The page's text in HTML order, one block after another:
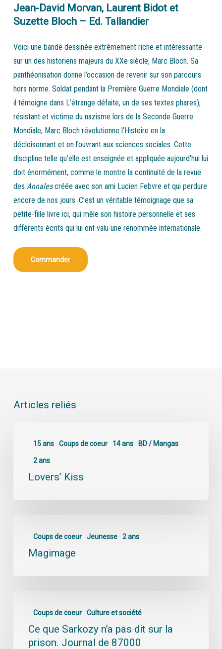
Jean-David Morvan, Laurent Bidot et
Suzette Bloch – Ed. Tallandier
Voici une bande dessinée extrêmement riche et intéressante
sur un des historiens majeurs du XXe siècle, Marc Bloch. Sa
panthéonisation donne l’occasion de revenir sur son parcours
hors norme. Soldat pendant la Première Guerre Mondiale (dont
il témoigne dans L’étrange défaite, un de ses textes phares),
résistant et victime du nazisme lors de la Seconde Guerre
Mondiale, Marc Bloch révolutionne l’Histoire en la
décloisonnant et en l’ouvrant aux sciences sociales. Cette
discipline telle qu’elle est enseignée et appliquée aujourd’hui lui
doit énormément, comme le montre la continuité de la revue
des Annalescréée avec son ami Lucien Febvre et qui perdure
encore de nos jours. C’est un véritable témoignage que sa
petite-fille livre ici, qui mêle son histoire personnelle et ses
différents écrits qui lui ont valu une renommée internationale.
Commander
Articles reliés
15 ans Coups de coeur 14 ans BD / Mangas
2 ans
Lovers’ Kiss
Coups de coeur Jeunesse 2 ans
Magimage
Coups de coeur Culture et société
Ce que Sarkozy n’a pas dit sur la
prison. Journal de 87000